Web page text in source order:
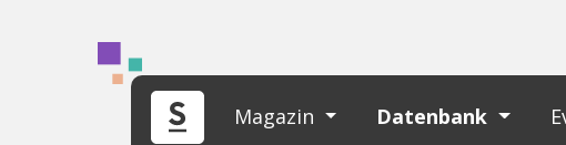
Magazin Datenbank